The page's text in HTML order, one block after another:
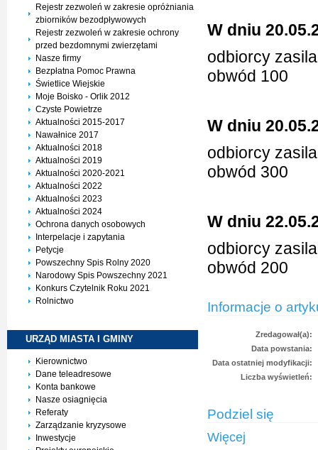
Rejestr zezwoleń w zakresie opróżniania
zbiorników bezodpływowych
Rejestr zezwoleń w zakresie ochrony
przed bezdomnymi zwierzętami
Nasze firmy
Bezpłatna Pomoc Prawna
Świetlice Wiejskie
Moje Boisko - Orlik 2012
Czyste Powietrze
Aktualności 2015-2017
Nawałnice 2017
Aktualności 2018
Aktualności 2019
Aktualności 2020-2021
Aktualności 2022
Aktualności 2023
Aktualności 2024
Ochrona danych osobowych
Interpelacje i zapytania
Petycje
Powszechny Spis Rolny 2020
Narodowy Spis Powszechny 2021
Konkurs Czytelnik Roku 2021
Rolnictwo
URZĄD MIASTA I GMINY
Kierownictwo
Dane teleadresowe
Konta bankowe
Nasze osiagnięcia
Referaty
Zarządzanie kryzysowe
Inwestycje
W dniu
odbiorcy
obwód 100
W dniu
odbiorcy
obwód 300
W dniu
odbiorcy
obwód 200
Informacje o
Zredagował(a):
Data powstania:
Data ostatniej modyfikacji:
Liczba wyświetleń:
Podziel się
Więcej